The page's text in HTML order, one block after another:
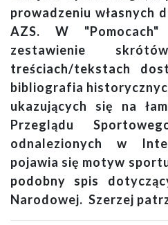
prowadzeniu własnych
AZS. W
zestawienie
treściach/tekstach
bibliografia
ukazujących się na
Przeglądu
odnalezionych w
pojawia się motyw
podobny spis
Narodowej. Szerzej